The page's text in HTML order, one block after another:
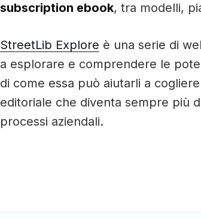
subscription ebook, tra modelli,
StreetLib Explore è una serie di
a esplorare e comprendere le
di come essa può aiutarli a
editoriale che diventa sempre più
processi aziendali.